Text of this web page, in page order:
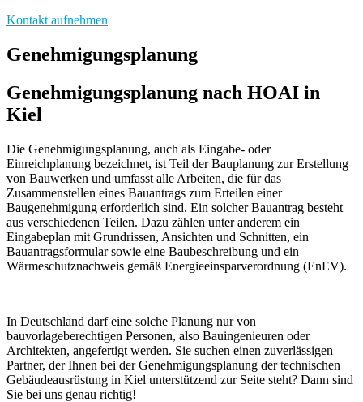
Kontakt aufnehmen
Genehmigungsplanung
Genehmigungsplanung nach HOAI in
Kiel
Die Genehmigungsplanung, auch als Eingabe- oder
Einreichplanung bezeichnet, ist Teil der Bauplanung zur Erstellung
von Bauwerken und umfasst alle Arbeiten, die für das
Zusammenstellen eines Bauantrags zum Erteilen einer
Baugenehmigung erforderlich sind. Ein solcher Bauantrag besteht
aus verschiedenen Teilen. Dazu zählen unter anderem ein
Eingabeplan mit Grundrissen, Ansichten und Schnitten, ein
Bauantragsformular sowie eine Baubeschreibung und ein
Wärmeschutznachweis gemäß Energieeinsparverordnung (EnEV).
In Deutschland darf eine solche Planung nur von
bauvorlageberechtigen Personen, also Bauingenieuren oder
Architekten, angefertigt werden. Sie suchen einen zuverlässigen
Partner, der Ihnen bei der Genehmigungsplanung der technischen
Gebäudeausrüstung in Kiel unterstützend zur Seite steht? Dann sind
Sie bei uns genau richtig!